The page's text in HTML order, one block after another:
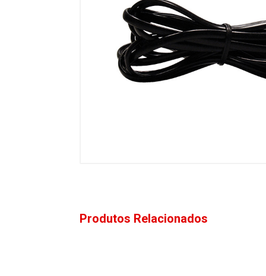
Produtos Relacionados